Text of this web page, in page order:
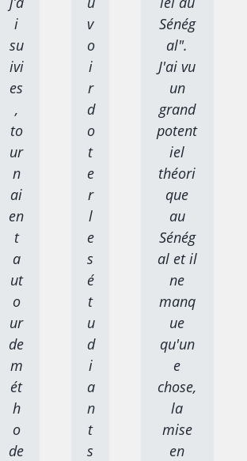
i
su
ivi
es
,
to
ur
n
ai
en
t
a
ut
o
ur
de
m
ét
h
o
de
v
o
i
r
d
o
t
e
r
l
e
s
é
t
u
d
i
a
n
t
s
Sénég
al".
J'ai vu
un
grand
potent
iel
théori
que
au
Sénég
al et il
ne
manq
ue
qu'un
e
chose,
la
mise
en